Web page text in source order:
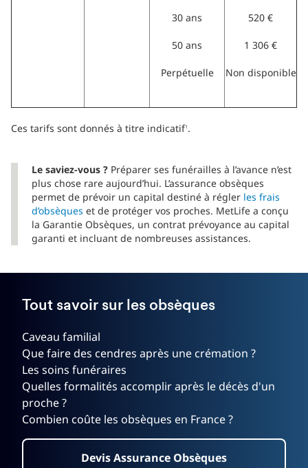
30 ans
50 ans
Perpétuelle
520 €
1 306 €
Non disponible
Ces tarifs sont donnés à titre indicatif1 .
Le saviez-vous ? Préparer ses funérailles à l’avance n’est
plus chose rare aujourd’hui. L’assurance obsèques
permet de prévoir un capital destiné à régler les frais
d’obsèques et de protéger vos proches. MetLife a conçu
la Garantie Obsèques, un contrat prévoyance au capital
garanti et incluant de nombreuses assistances.
Tout savoir sur les obsèques
Caveau familial
Que faire des cendres après une crémation ?
Les soins funéraires
Quelles formalités accomplir après le décès d'un
proche ?
Combien coûte les obsèques en France ?
Devis Assurance Obsèques